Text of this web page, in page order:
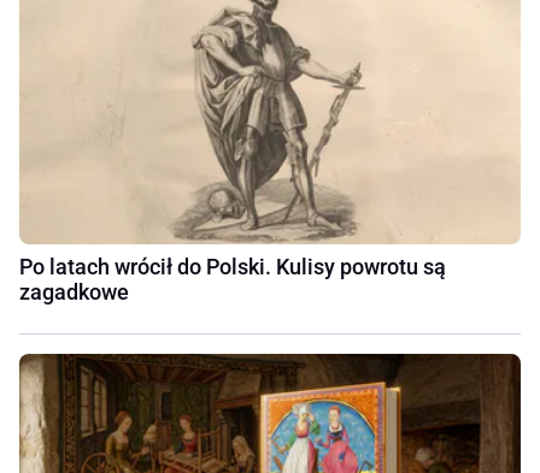
Po latach wrócił do Polski. Kulisy powrotu są
zagadkowe